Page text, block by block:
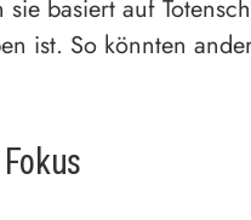
basiert auf
ist. So könnten